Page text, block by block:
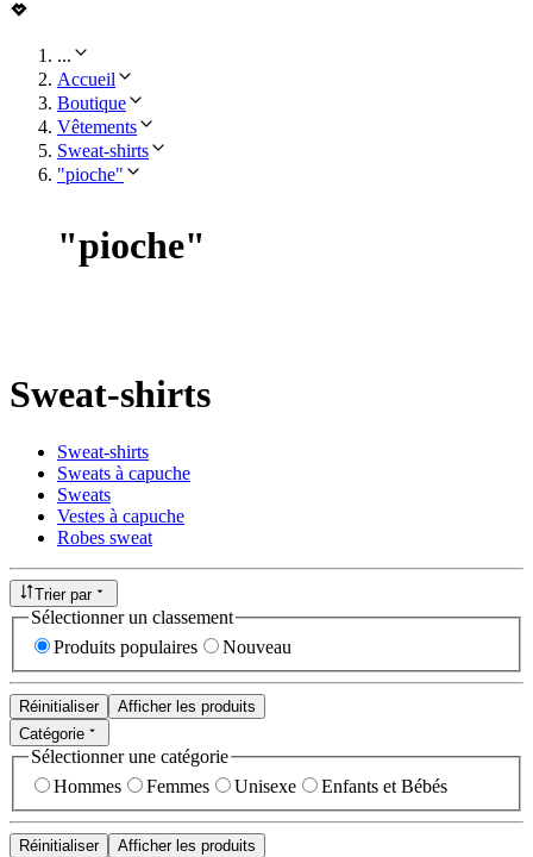
...
Accueil
Boutique
Vêtements
Sweat-shirts
"pioche"
"pioche"
Sweat-shirts
Sweat-shirts
Sweats à capuche
Sweats
Vestes à capuche
Robes sweat
Trier par
Sélectionner un classement
Produits populaires
Nouveau
Réinitialiser
Afficher les produits
Catégorie
Sélectionner une catégorie
Hommes
Femmes Unisexe Enfants et Bébés
Réinitialiser
Afficher les produits